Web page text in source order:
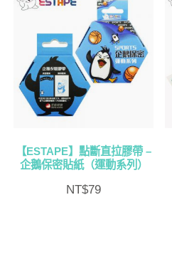
【ESTAPE】點斷直拉膠帶 –
企鵝保密貼紙（運動系列）
NT$79